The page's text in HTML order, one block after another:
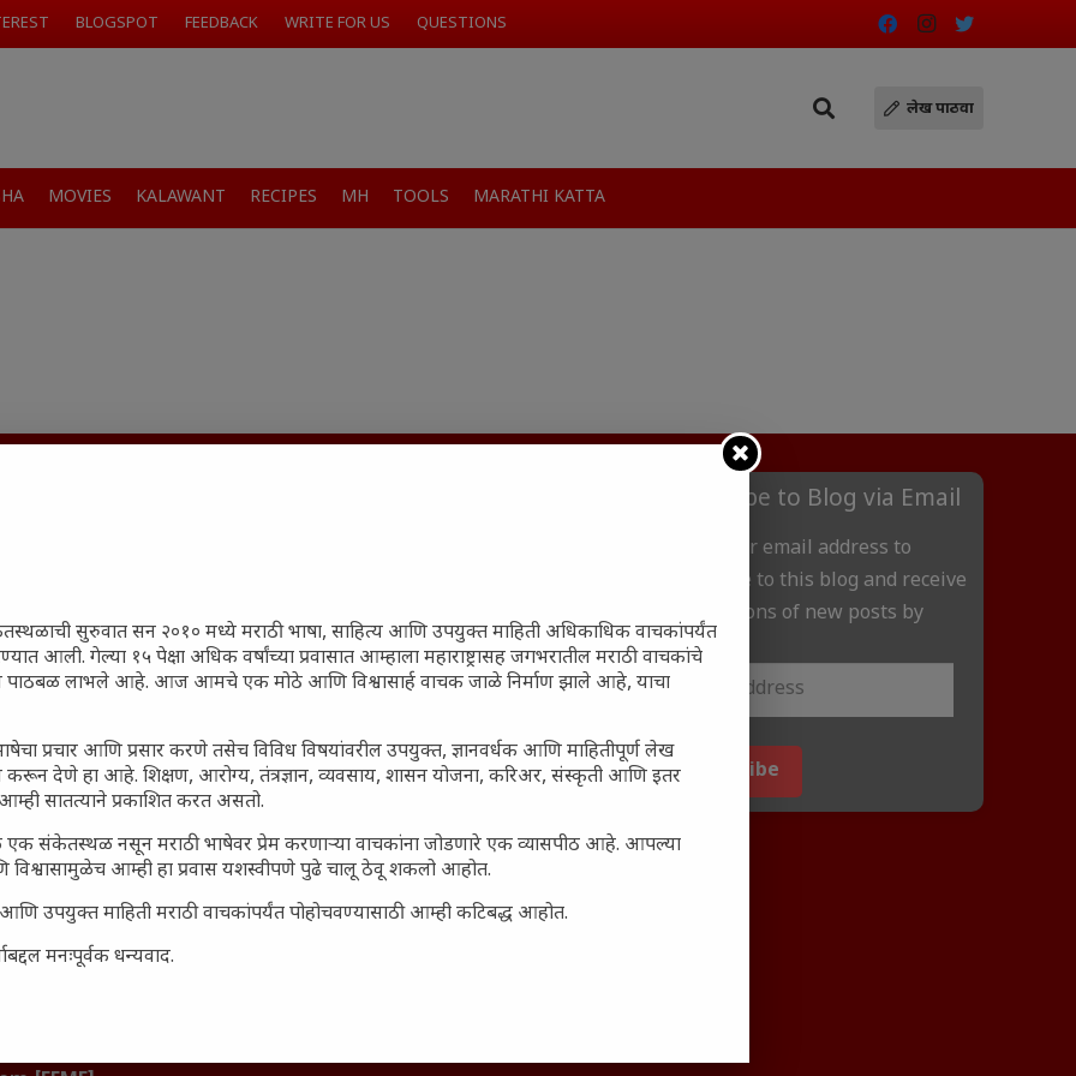
BLOGSPOT FEEDBACK WRITE FOR US QUESTIONS
लेख पाठवा
MOVIES KALAWANT RECIPES MH TOOLS MARATHI KATTA
गावठी उपाय – घरच्या
प्राथमिक आराम
साक्षीदार
आणि हरवत चाललेली
: आजच्या तरुणांच्या मनात
स्वप्नांना वास्तवात
शक्ती
शेतकऱ्यांसमोरील नवीन
संधी
संपूर्ण भारतातील शेतकऱ्यांना
मीडियावर चर्चांना उधाण
Subscribe to Blog via Email
Enter your email address to
subscribe to this blog and receive
notifications of new posts by
email.
Subscribe
सुरुवात सन २०१० मध्ये मराठी भाषा, साहित्य आणि उपयुक्त माहिती अधिकाधिक वाचकांपर्यंत
आली. गेल्या १५ पेक्षा अधिक वर्षांच्या प्रवासात आम्हाला महाराष्ट्रासह जगभरातील मराठी वाचकांचे
पाठबळ लाभले आहे. आज आमचे एक मोठे आणि विश्वासार्ह वाचक जाळे निर्माण झाले आहे, याचा
प्रचार आणि प्रसार करणे तसेच विविध विषयांवरील उपयुक्त, ज्ञानवर्धक आणि माहितीपूर्ण लेख
करून देणे हा आहे. शिक्षण, आरोग्य, तंत्रज्ञान, व्यवसाय, शासन योजना, करिअर, संस्कृती आणि इतर
सातत्याने प्रकाशित करत असतो.
संकेतस्थळ नसून मराठी भाषेवर प्रेम करणाऱ्या वाचकांना जोडणारे एक व्यासपीठ आहे. आपल्या
आम्ही हा प्रवास यशस्वीपणे पुढे चालू ठेवू शकलो आहोत.
आणि उपयुक्त माहिती मराठी वाचकांपर्यंत पोहोचवण्यासाठी आम्ही कटिबद्ध आहोत.
मनःपूर्वक धन्यवाद.